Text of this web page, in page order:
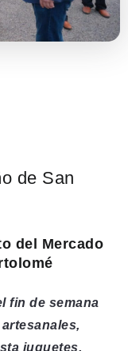
de San
del Mercado
fin de semana
juguetes,